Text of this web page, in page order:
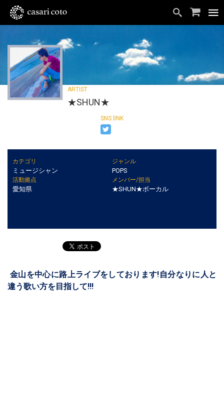
★SHUN★
カテゴリ
ミュージシャン
ジャンル
POPS
活動拠点
愛知県
メンバー/担当
★SHUN★ボーカル
金山を中心に路上ライブをしております!自分なりに人と
違う歌い方を目指して!!!